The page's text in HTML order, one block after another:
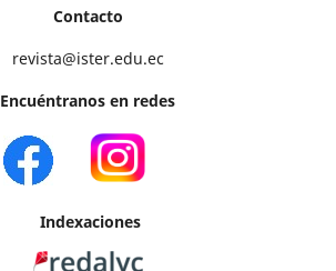
Contacto
revista@ister.edu.ec
Encuéntranos en redes
Indexaciones